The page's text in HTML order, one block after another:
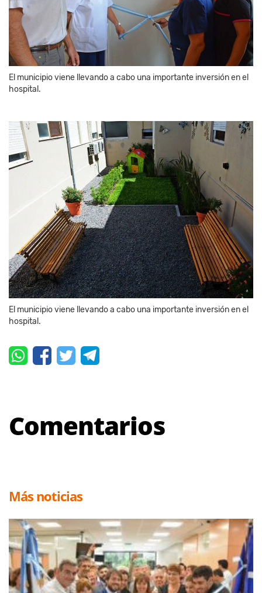
El municipio viene llevando a cabo una importante inversión en el
hospital.
El municipio viene llevando a cabo una importante inversión en el
hospital.
Comentarios
Más noticias